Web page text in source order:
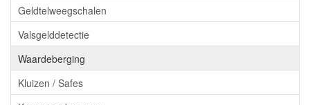
Geldtelweegschalen
Valsgelddetectie
Waardeberging
Kluizen / Safes